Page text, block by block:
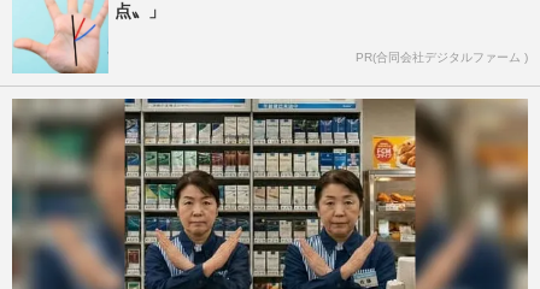
点〟」
PR(合同会社デジタルファーム )